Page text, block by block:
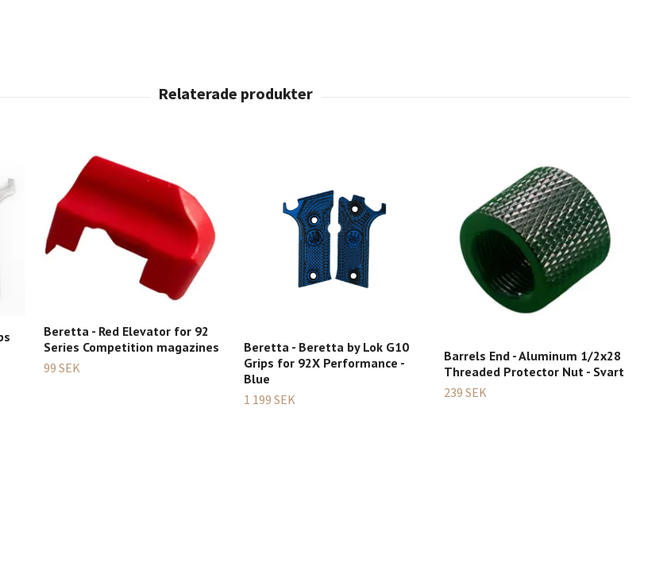
Beretta - Red Elevator for 92
Series Competition magazines
99 SEK
Beretta - Beretta by Lok G10
Grips for 92X Performance -
Blue
1 199 SEK
Barrels End - Aluminum 1/2x28
Threaded Protector Nut - Svart
239 SEK